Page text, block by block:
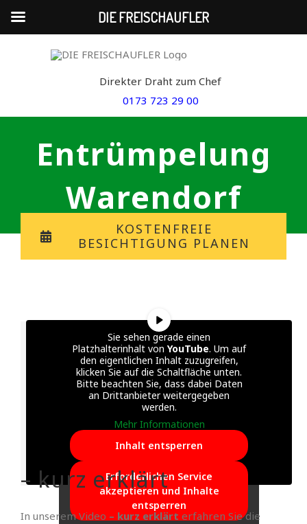
Direkter Draht zum Chef
0173 723 29 00
Entrümpelung
Warendorf
KOSTENFREIE
BESICHTIGUNG PLANEN
Sie sehen gerade einen
Platzhalterinhalt von YouTube. Um auf
den eigentlichen Inhalt zuzugreifen,
klicken Sie auf die Schaltfläche unten.
Bitte beachten Sie, dass dabei Daten
an Drittanbieter weitergegeben
werden.
Mehr Informationen
Inhalt entsperren
Erforderlichen Service
akzeptieren und Inhalte
entsperren
– kurz erklärt
In unserem Video – kurz erklärt erfahren Sie die
DIE FREISCHAUFLER